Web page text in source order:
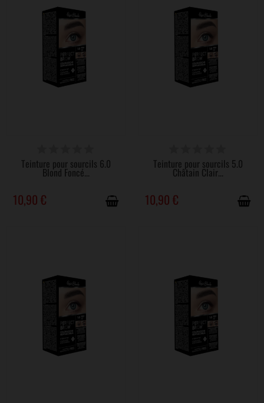
Teinture pour sourcils 6.0
Blond Foncé...
10,90 €
Teinture pour sourcils 5.0
Châtain Clair...
10,90 €